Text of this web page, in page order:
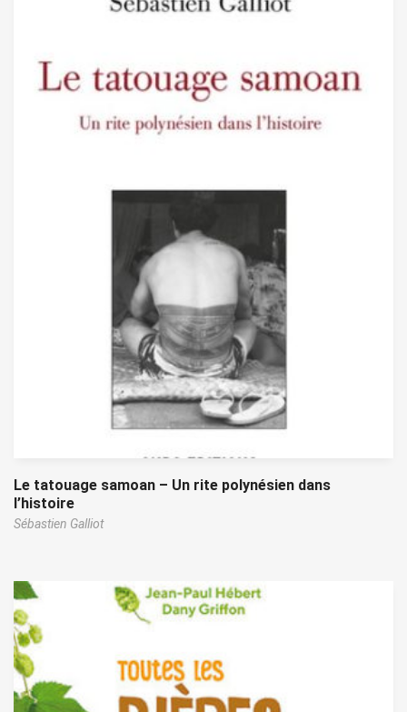
Le tatouage samoan – Un rite polynésien dans
l’histoire
Sébastien Galliot